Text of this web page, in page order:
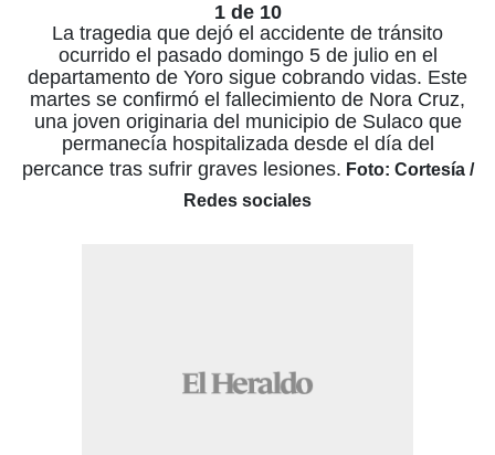
1 de 10
La tragedia que dejó el accidente de tránsito
ocurrido el pasado domingo 5 de julio en el
departamento de Yoro sigue cobrando vidas. Este
martes se confirmó el fallecimiento de Nora Cruz,
una joven originaria del municipio de Sulaco que
permanecía hospitalizada desde el día del
percance tras sufrir graves lesiones. Foto: Cortesía /
Redes sociales